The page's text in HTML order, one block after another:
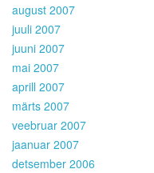
august 2007
juuli 2007
juuni 2007
mai 2007
aprill 2007
märts 2007
veebruar 2007
jaanuar 2007
detsember 2006